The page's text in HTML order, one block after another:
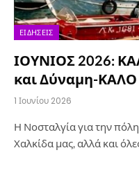
ΕΙΔΉΣΕΙΣ
ΙΟΥΝΙΟΣ 2026:
και Δύναμη-
1 Ιουνίου 2026
Η Νοσταλγία για την
Χαλκίδα μας, αλλά και